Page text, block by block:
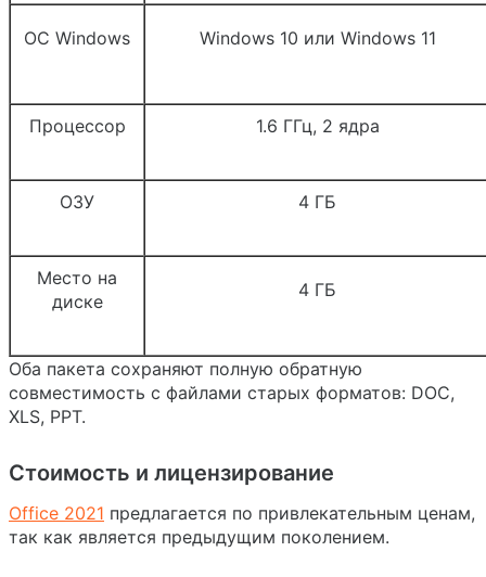
ОС Windows Windows 10 или Windows 11
Процессор 1.6 ГГц, 2 ядра
ОЗУ 4 ГБ
Место на
диске
4 ГБ
Оба пакета сохраняют полную обратную
совместимость с файлами старых форматов: DOC,
XLS, PPT.
Стоимость и лицензирование
Office 2021 предлагается по привлекательным ценам,
так как является предыдущим поколением.